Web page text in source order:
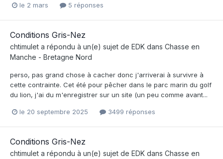
le 2 mars 5 réponses
Conditions Gris-Nez
chtimulet a répondu à un(e) sujet de EDK dans Chasse en
Manche - Bretagne Nord
perso, pas grand chose à cacher donc j'arriverai à survivre à
cette contrainte. Cet été pour pêcher dans le parc marin du golf
du lion, j'ai du m'enregistrer sur un site (un peu comme avant...
le 20 septembre 2025 3499 réponses
Conditions Gris-Nez
chtimulet a répondu à un(e) sujet de EDK dans Chasse en